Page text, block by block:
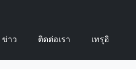
ข่าว ติดต่อเรา เทรุอิ